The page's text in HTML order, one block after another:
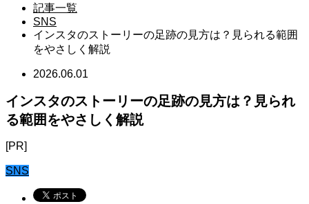
記事一覧
SNS
インスタのストーリーの足跡の見方は？見られる範囲
をやさしく解説
2026.06.01
インスタのストーリーの足跡の見方は？見られ
る範囲をやさしく解説
[PR]
SNS